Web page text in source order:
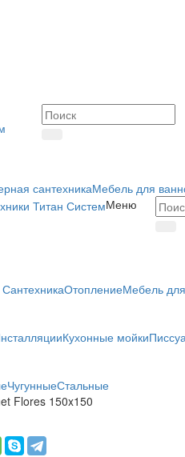
сантехникаМебель для
Меню
СантехникаОтоплениеМебель
Кухонные мойки
ЧугунныеСтальные
Flores 150x150